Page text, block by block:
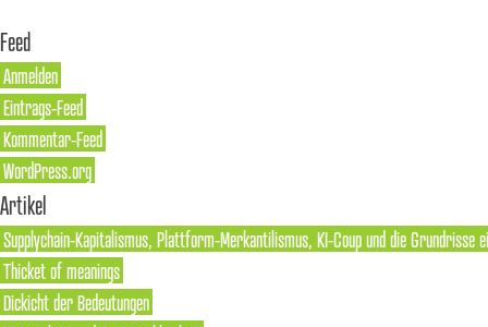
Feed
Anmelden
Eintrags-Feed
Kommentar-Feed
WordPress.org
Artikel
Supplychain-Kapitalismus, Plattform-Merkantilismus, KI-Coup und die Grundrisse
Thicket of meanings
Dickicht der Bedeutungen